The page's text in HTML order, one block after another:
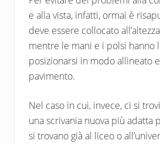
e alla vista, infatti, ormai è
deve essere collocato
mentre le mani e i polsi hanno
posizionarsi in modo allineato
pavimento.
Nel caso in cui, invece, ci si
una scrivania nuova più adatta
si trovano già al liceo o